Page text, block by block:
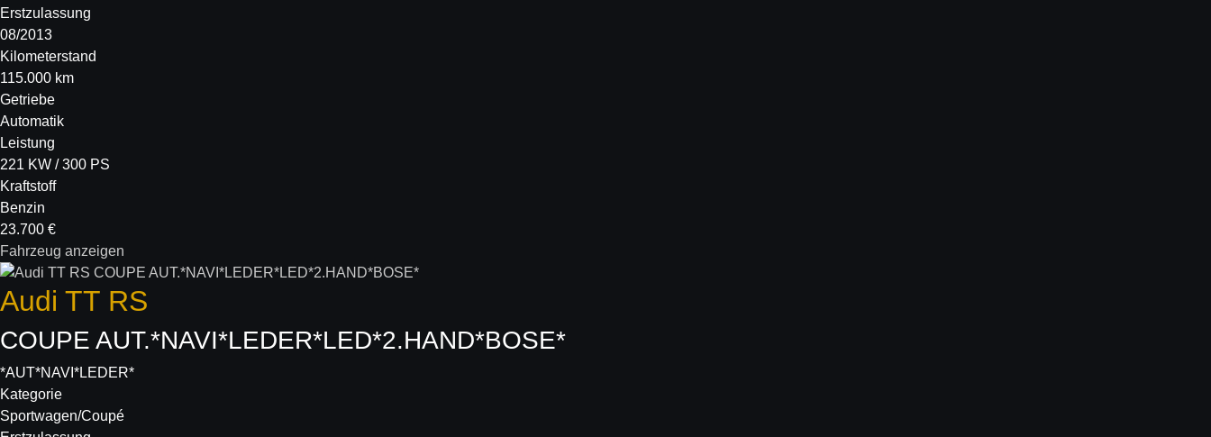
Erstzulassung
08/2013
Kilometerstand
115.000 km
Getriebe
Automatik
Leistung
221 KW / 300 PS
Kraftstoff
Benzin
23.700 €
Fahrzeug anzeigen
Audi TT RS
COUPE AUT.*NAVI*LEDER*LED*2.HAND*BOSE*
*AUT*NAVI*LEDER*
Kategorie
Sportwagen/Coupé